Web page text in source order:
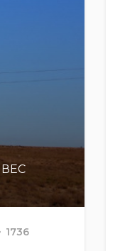
ВЕС
1736